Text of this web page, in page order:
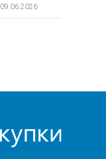
09.06.2026